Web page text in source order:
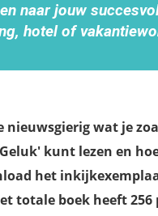
naar jouw
hotel of
nieuwsgierig wat je
kunt lezen en
het
totale boek heeft 256